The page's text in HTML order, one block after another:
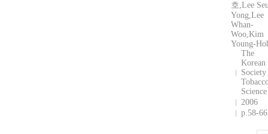
호,Lee
Yong,Lee
Whan-
Woo,Kim
Young-
The
Korean
Science
2006
p.58-66